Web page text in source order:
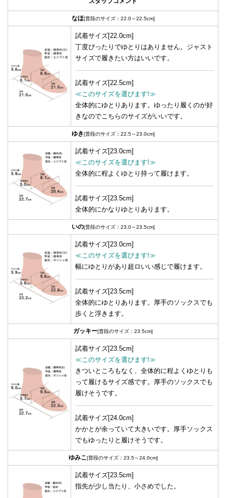
なほ[普段のサイズ：22.0～22.5cm]
試着サイズ[22.0cm]
丁度ぴったりでゆとりはありません。ジャスト
サイズで履きたい方はいいです。
試着サイズ[22.5cm]
≪このサイズを選びます!≫
全体的にゆとりあります。ゆったり履くのが好
きなのでこちらのサイズがいいです。
ゆき[普段のサイズ：22.5～23.0cm]
試着サイズ[23.0cm]
≪このサイズを選びます!≫
全体的に程よくゆとり持って履けます。
試着サイズ[23.5cm]
全体的にかなりゆとりあります。
いの[普段のサイズ：23.0～23.5cm]
試着サイズ[23.0cm]
≪このサイズを選びます!≫
幅にゆとりがあり超ロいい感じで履けます。
試着サイズ[23.5cm]
全体的にゆとりあります。厚手のソックスでも
歩くと浮きます。
ガッキー[普段のサイズ：23.5cm]
試着サイズ[23.5cm]
≪このサイズを選びます!≫
きついところもなく、全体的に程よくゆとりも
って履けるサイズ感です。厚手のソックスでも
履けそうです。
試着サイズ[24.0cm]
かかとが余っていて大きいです。厚手ソックス
でもゆったりと履けそうです。
ゆみこ [普段のサイズ：23.5～24.0cm]
試着サイズ[23.5cm]
指先が少し当たり、小さめでした。